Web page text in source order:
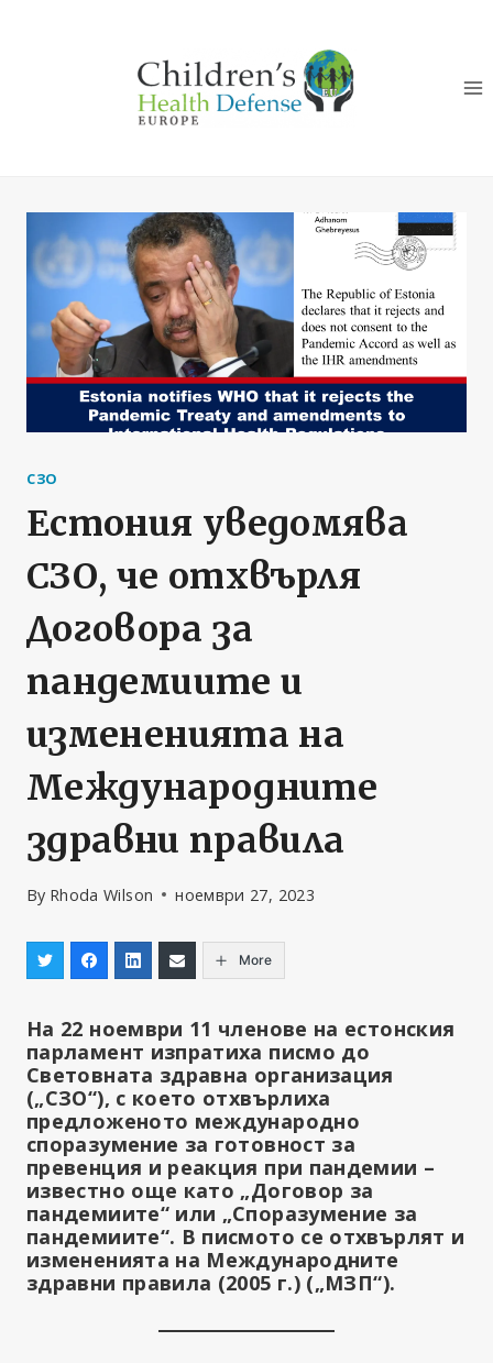
СЗО
Естония уведомява
СЗО, че отхвърля
Договора за
пандемиите и
измененията на
Международните
здравни правила
By Rhoda Wilson ноември 27, 2023
More
На 22 ноември 11 членове на естонския
парламент изпратиха писмо до
Световната здравна организация
(„СЗО“), с което отхвърлиха
предложеното международно
споразумение за готовност за
превенция и реакция при пандемии –
известно още като „Договор за
пандемиите“ или „Споразумение за
пандемиите“. В писмото се отхвърлят и
измененията на Международните
здравни правила (2005 г.) („МЗП“).